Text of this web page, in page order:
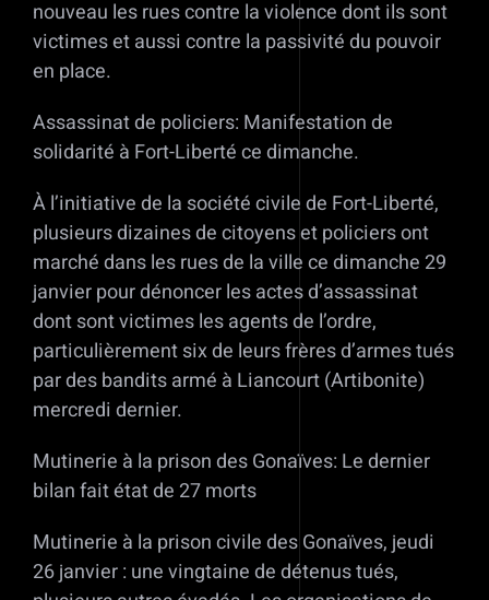
nouveau les rues contre la violence dont ils sont
victimes et aussi contre la passivité du pouvoir
en place.
Assassinat de policiers: Manifestation de
solidarité à Fort-Liberté ce dimanche.
À l’initiative de la société civile de Fort-Liberté,
plusieurs dizaines de citoyens et policiers ont
marché dans les rues de la ville ce dimanche 29
janvier pour dénoncer les actes d’assassinat
dont sont victimes les agents de l’ordre,
particulièrement six de leurs frères d’armes tués
par des bandits armé à Liancourt (Artibonite)
mercredi dernier.
Mutinerie à la prison des Gonaïves: Le dernier
bilan fait état de 27 morts
Mutinerie à la prison civile des Gonaïves, jeudi
26 janvier : une vingtaine de détenus tués,